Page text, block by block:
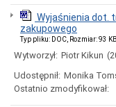
skarg,
wniosków
petycji
Organizacja
Ogłoszenia
Wyjaśnienia dot.
zakupowego
Typ pliku: DOC, Rozmiar: 93 KB
Wytworzył: Piotr Kikun
Udostępnił: Monika
Ostatnio zmodyfikował: